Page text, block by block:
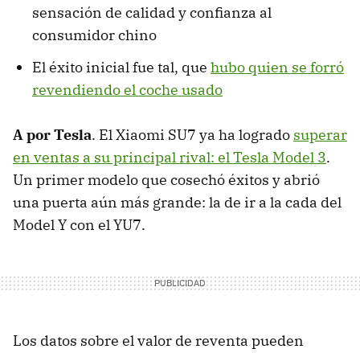
sensación de calidad y confianza al
consumidor chino
El éxito inicial fue tal, que hubo quien se forró
revendiendo el coche usado
A por Tesla. El Xiaomi SU7 ya ha logrado superar
en ventas a su principal rival: el Tesla Model 3.
Un primer modelo que cosechó éxitos y abrió
una puerta aún más grande: la de ir a la cada del
Model Y con el YU7.
Los datos sobre el valor de reventa pueden